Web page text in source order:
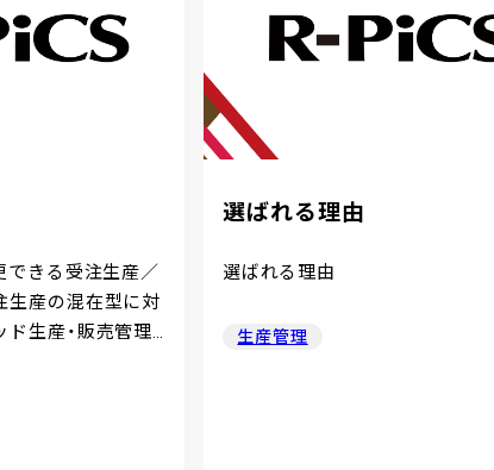
できる受注生産／
生産の混在型に対
生産・販売管理
選ばれる理由
選ばれる理由
生産管理